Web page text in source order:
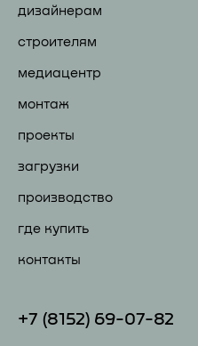
дизайнерам
строителям
медиацентр
монтаж
проекты
загрузки
производство
где купить
контакты
+7 (81 52) 69-07-82